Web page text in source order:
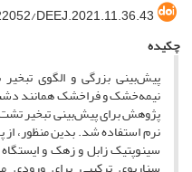
DEEJ.2021.11.36.43
چکیده
پیش‌بینی بزرگی و الگوی تبخیر
نیمه‌خشک و فراخشک همانند
پژوهش برای پیش‌بینی تبخیر
نرم استفاده شد. بدین منظور، از
سینوپتیک زابل و زهک و